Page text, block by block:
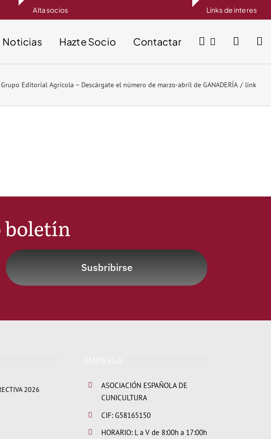
Alta socios Links de interes
Noticias Hazte Socio Contactar
Editorial Agrícola – Descárgate el número de marzo-abril de GANADERÍA link
boletín
Susbribirse
2026
ASOCIACIÓN ESPAÑOLA DE
CUNICULTURA
CIF: G58165150
HORARIO: L a V de 8:00h a 17:00h